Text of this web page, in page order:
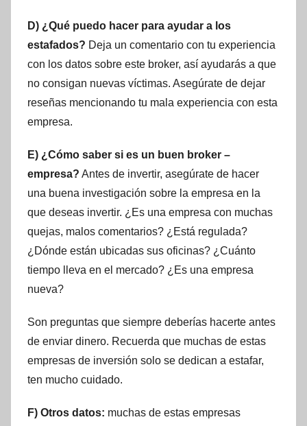
D) ¿Qué puedo hacer para ayudar a los
estafados? Deja un comentario con tu experiencia
con los datos sobre este broker, así ayudarás a que
no consigan nuevas víctimas. Asegúrate de dejar
reseñas mencionando tu mala experiencia con esta
empresa.
E) ¿Cómo saber si es un buen broker –
empresa? Antes de invertir, asegúrate de hacer
una buena investigación sobre la empresa en la
que deseas invertir. ¿Es una empresa con muchas
quejas, malos comentarios? ¿Está regulada?
¿Dónde están ubicadas sus oficinas? ¿Cuánto
tiempo lleva en el mercado? ¿Es una empresa
nueva?
Son preguntas que siempre deberías hacerte antes
de enviar dinero. Recuerda que muchas de estas
empresas de inversión solo se dedican a estafar,
ten mucho cuidado.
F) Otros datos: muchas de estas empresas